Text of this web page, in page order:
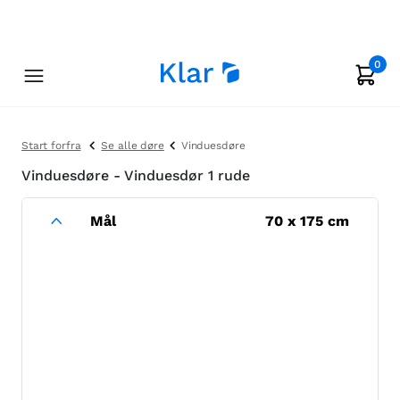
0
Start forfra Se alle døre Vinduesdøre
Vinduesdøre - Vinduesdør 1 rude
Mål 70 x 175 cm